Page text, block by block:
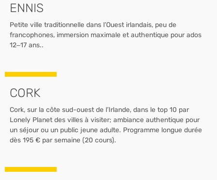
ENNIS
Petite ville traditionnelle dans l’Ouest irlandais, peu de
francophones, immersion maximale et authentique pour ados
12–17 ans..
CORK
Cork, sur la côte sud-ouest de l’Irlande, dans le top 10 par
Lonely Planet des villes à visiter; ambiance authentique pour
un séjour ou un public jeune adulte. Programme longue durée
dès 195 € par semaine (20 cours).